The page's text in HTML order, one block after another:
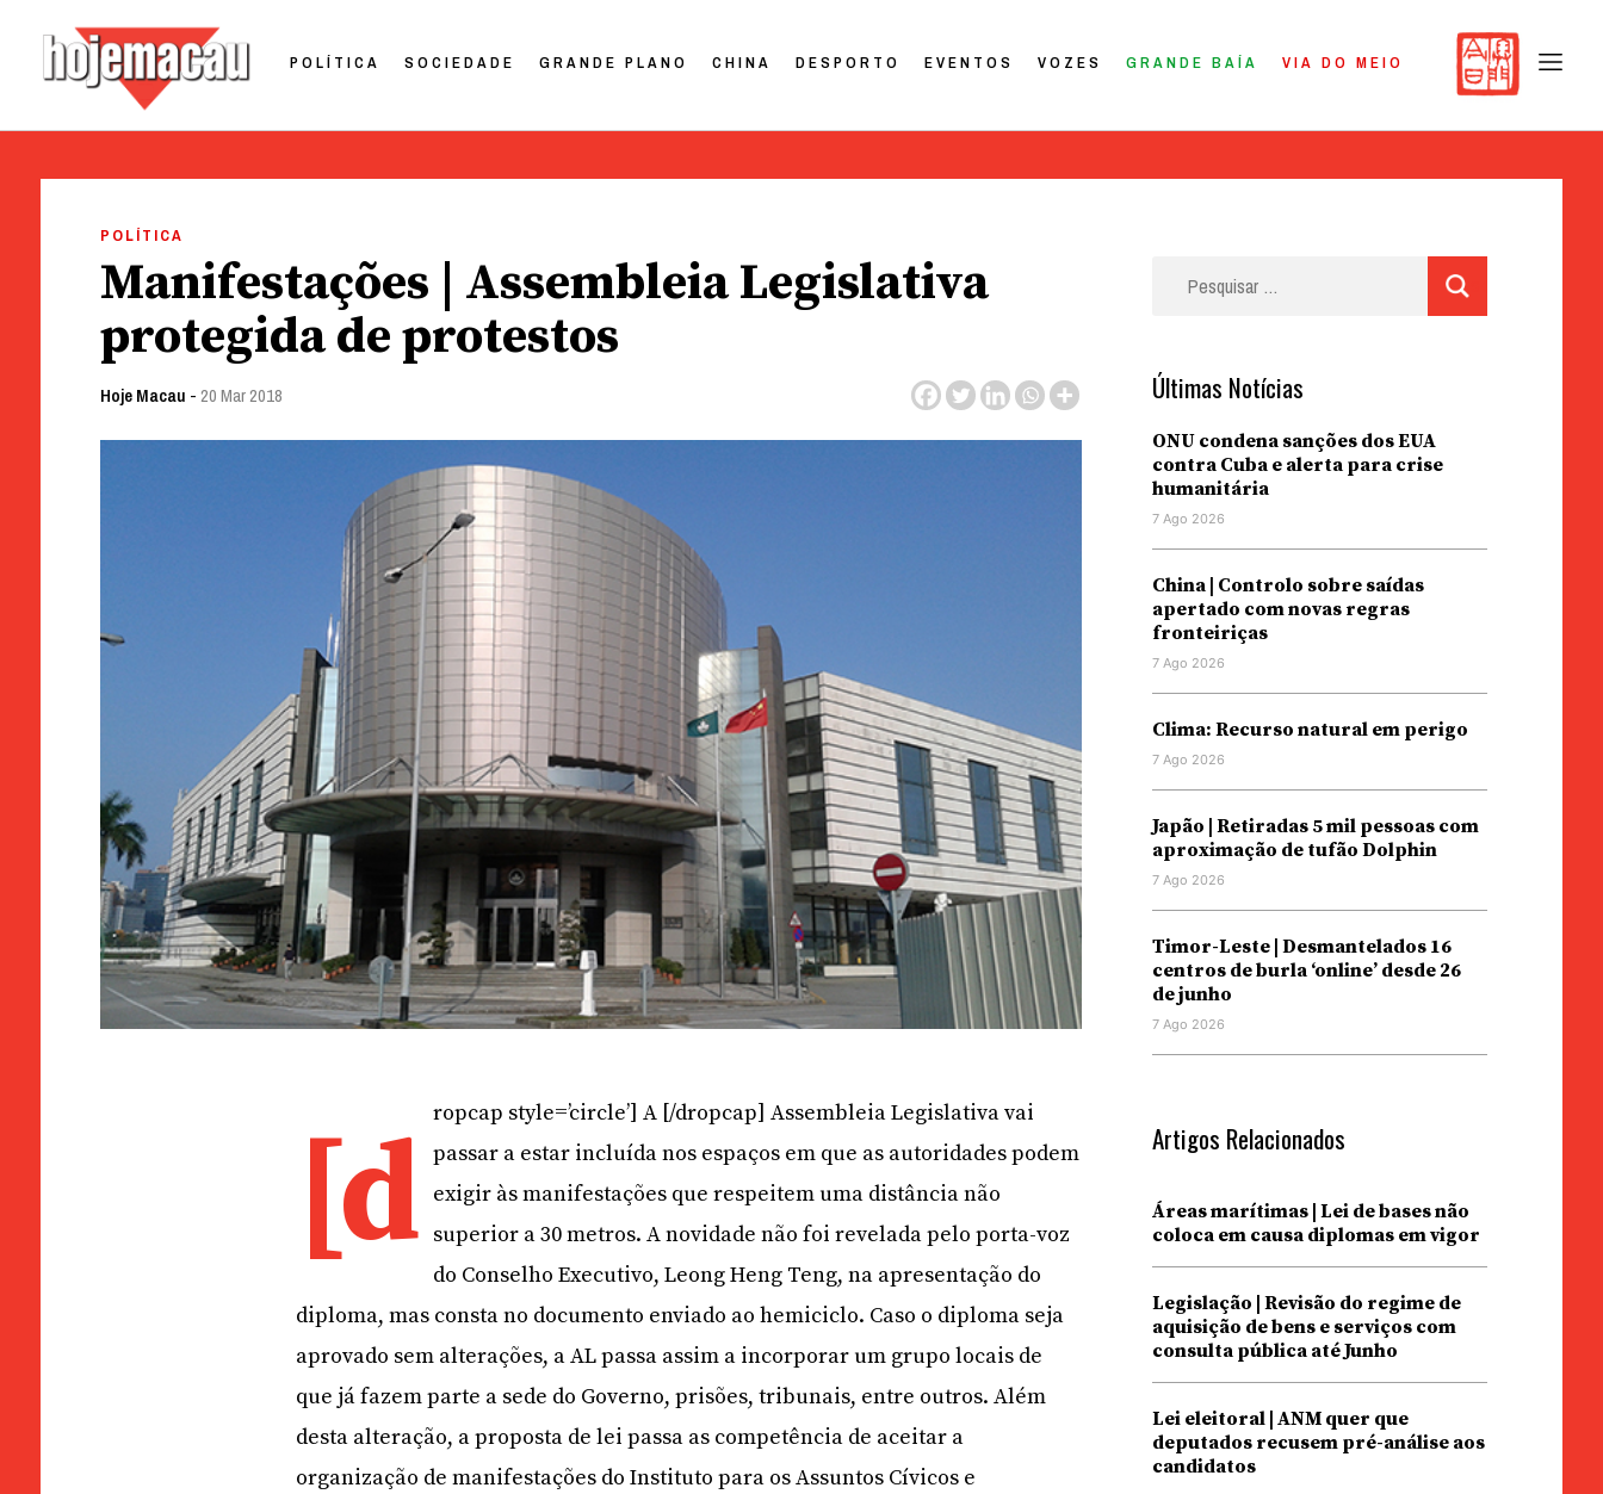
POLÍTICA SOCIEDADE GRANDE PLANO CHINA DESPORTO EVENTOS VOZES GRANDE BAÍA VIA DO MEIO
POLÍTICA
Manifestações | Assembleia Legislativa
protegida de protestos
Hoje Macau - 20 Mar 2018
[d ropcap style=’circle’] A [/dropcap] Assembleia Legislativa vai
passar a estar incluída nos espaços em que as autoridades podem
exigir às manifestações que respeitem uma distância não
superior a 30 metros. A novidade não foi revelada pelo porta-voz
do Conselho Executivo, Leong Heng Teng, na apresentação do
diploma, mas consta no documento enviado ao hemiciclo. Caso o diploma seja
aprovado sem alterações, a AL passa assim a incorporar um grupo locais de
que já fazem parte a sede do Governo, prisões, tribunais, entre outros. Além
desta alteração, a proposta de lei passa as competência de aceitar a
organização de manifestações do Instituto para os Assuntos Cívicos e
Últimas Notícias
ONU condena sanções dos EUA
contra Cuba e alerta para crise
humanitária
7 Ago 2026
China | Controlo sobre saídas
apertado com novas regras
fronteiriças
7 Ago 2026
Clima: Recurso natural em perigo
7 Ago 2026
Japão | Retiradas 5 mil pessoas com
aproximação de tufão Dolphin
7 Ago 2026
Timor-Leste | Desmantelados 16
centros de burla ‘online’ desde 26
de junho
7 Ago 2026
Artigos Relacionados
Áreas marítimas | Lei de bases não
coloca em causa diplomas em vigor
Legislação | Revisão do regime de
aquisição de bens e serviços com
consulta pública até Junho
Lei eleitoral | ANM quer que
deputados recusem pré-análise aos
candidatos